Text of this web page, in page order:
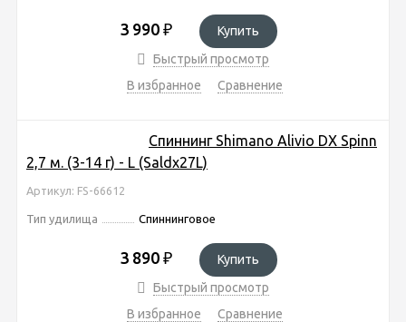
3 990 ₽
Купить
Быстрый просмотр
В избранное
Сравнение
Спиннинг Shimano Alivio DX Spinn
2,7 м. (3-14 г) - L (Saldx27L)
Артикул: FS-66612
Тип удилища Спиннинговое
3 890 ₽
Купить
Быстрый просмотр
В избранное
Сравнение